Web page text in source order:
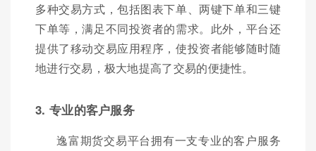
多种交易方式，包括图表下单、两键下单和三键
下单等，满足不同投资者的需求。此外，平台还
提供了移动交易应用程序，使投资者能够随时随
地进行交易，极大地提高了交易的便捷性。
3. 专业的客户服务
逸富期货交易平台拥有一支专业的客户服务